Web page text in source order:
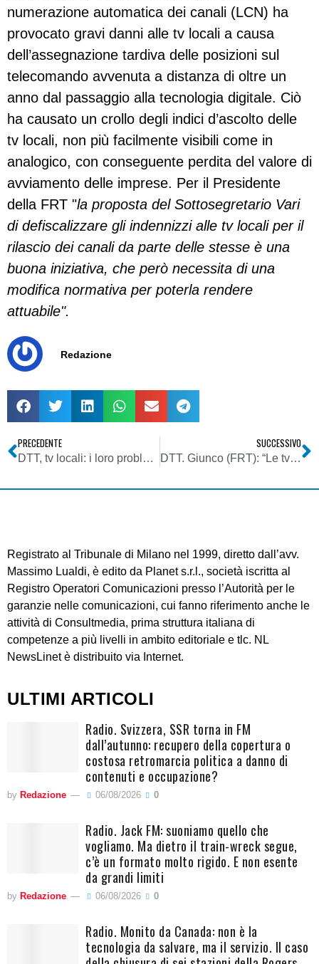
numerazione automatica dei canali (LCN) ha
provocato gravi danni alle tv locali a causa
dell’assegnazione tardiva delle posizioni sul
telecomando avvenuta a distanza di oltre un
anno dal passaggio alla tecnologia digitale. Ciò
ha causato un crollo degli indici d’ascolto delle
tv locali, non più facilmente visibili come in
analogico, con conseguente perdita del valore di
avviamento delle imprese. Per il Presidente
della FRT "la proposta del Sottosegretario Vari
di defiscalizzare gli indennizzi alle tv locali per il
rilascio dei canali da parte delle stesse è una
buona iniziativa, che però necessita di una
modifica normativa per poterla rendere
attuabile".
Redazione
PRECEDENTE
DTT, tv locali: i loro problemi potrebbero essere risolti utilizzando le frequenze già destinate ad essere regalate alle reti private e alla RAI che non ne ha affatto bisogno
SUCCESSIVO
DTT. Giunco (FRT): “Le tv locali devono chiedere con forza il rinvio dello switch-off fino a quando non vedranno garantiti i loro diritti”
Registrato al Tribunale di Milano nel 1999, diretto dall’avv.
Massimo Lualdi, è edito da Planet s.r.l., società iscritta al
Registro Operatori Comunicazioni presso l’Autorità per le
garanzie nelle comunicazioni, cui fanno riferimento anche le
attività di Consultmedia, prima struttura italiana di
competenze a più livelli in ambito editoriale e tlc. NL
NewsLinet è distribuito via Internet.
ULTIMI ARTICOLI
Radio. Svizzera, SSR torna in FM
dall’autunno: recupero della copertura o
costosa retromarcia politica a danno di
contenuti e occupazione?
by Redazione 06/08/2026 0
Radio. Jack FM: suoniamo quello che
vogliamo. Ma dietro il train-wreck segue,
c’è un formato molto rigido. E non esente
da grandi limiti
by Redazione 06/08/2026 0
Radio. Monito da Canada: non è la
tecnologia da salvare, ma il servizio. Il caso